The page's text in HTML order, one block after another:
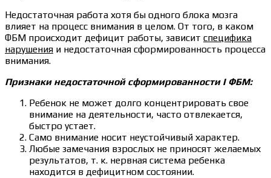
Недостаточная работа хотя бы одного блока мозга
влияет на процесс внимания в целом. От того, в каком
ФБМ происходит дефицит работы, зависит специфика
нарушения и недостаточная сформированность процесса
внимания.
Признаки недостаточной сформированности I ФБМ:
Ребенок не может долго концентрировать свое
внимание на деятельности, часто отвлекается,
быстро устает.
Само внимание носит неустойчивый характер.
Любые замечания взрослых не приносят желаемых
результатов, т. к. нервная система ребенка
находится в дефицитном состоянии.